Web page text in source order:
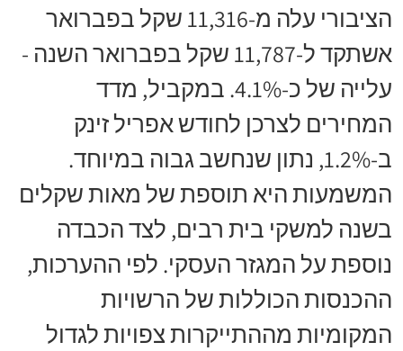
הציבורי עלה מ-11,316 שקל בפברואר
אשתקד ל-11,787 שקל בפברואר השנה -
עלייה של כ-4.1%. במקביל, מדד
המחירים לצרכן לחודש אפריל זינק
ב-1.2%, נתון שנחשב גבוה במיוחד.
המשמעות היא תוספת של מאות שקלים
בשנה למשקי בית רבים, לצד הכבדה
נוספת על המגזר העסקי. לפי ההערכות,
ההכנסות הכוללות של הרשויות
המקומיות מההתייקרות צפויות לגדול